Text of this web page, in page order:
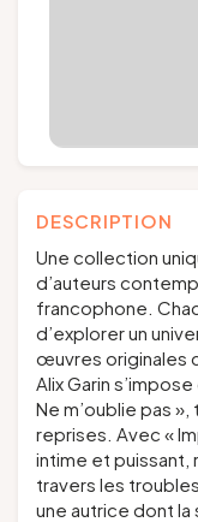
DESCRIPTION
Une collection
d’auteurs
francophone.
d’explorer un
œuvres originales
Alix Garin
Ne m’oublie pas
reprises. Avec «
intime et puissant,
travers les
une autrice dont